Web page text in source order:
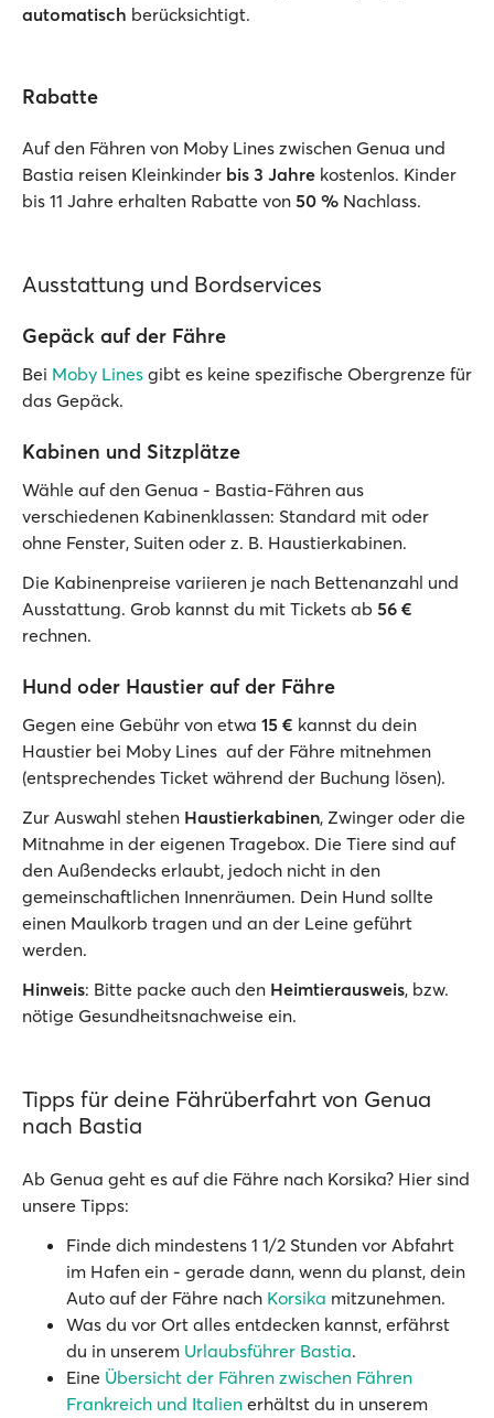
automatisch berücksichtigt.
Rabatte
Auf den Fähren von Moby Lines zwischen Genua und
Bastia reisen Kleinkinder bis 3 Jahre kostenlos. Kinder
bis 11 Jahre erhalten Rabatte von 50 % Nachlass.
Ausstattung und Bordservices
Gepäck auf der Fähre
Bei Moby Lines gibt es keine spezifische Obergrenze für
das Gepäck.
Kabinen und Sitzplätze
Wähle auf den Genua - Bastia-Fähren aus
verschiedenen Kabinenklassen: Standard mit oder
ohne Fenster, Suiten oder z. B. Haustierkabinen.
Die Kabinenpreise variieren je nach Bettenanzahl und
Ausstattung. Grob kannst du mit Tickets ab 56 €
rechnen.
Hund oder Haustier auf der Fähre
Gegen eine Gebühr von etwa 15 € kannst du dein
Haustier bei Moby Lines auf der Fähre mitnehmen
(entsprechendes Ticket während der Buchung lösen).
Zur Auswahl stehen Haustierkabinen, Zwinger oder die
Mitnahme in der eigenen Tragebox. Die Tiere sind auf
den Außendecks erlaubt, jedoch nicht in den
gemeinschaftlichen Innenräumen. Dein Hund sollte
einen Maulkorb tragen und an der Leine geführt
werden.
Hinweis: Bitte packe auch den Heimtierausweis, bzw.
nötige Gesundheitsnachweise ein.
Tipps für deine Fährüberfahrt von Genua
nach Bastia
Ab Genua geht es auf die Fähre nach Korsika? Hier sind
unsere Tipps:
Finde dich mindestens 1 1/2 Stunden vor Abfahrt
im Hafen ein - gerade dann, wenn du planst, dein
Auto auf der Fähre nach Korsika mitzunehmen.
Was du vor Ort alles entdecken kannst, erfährst
du in unserem Urlaubsführer Bastia.
Eine Übersicht der Fähren zwischen Fähren
Frankreich und Italien erhältst du in unserem